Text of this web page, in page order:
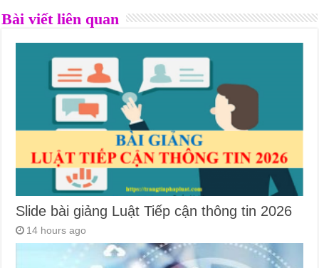
Bài viết liên quan
Slide bài giảng Luật Tiếp cận thông tin 2026
14 hours ago